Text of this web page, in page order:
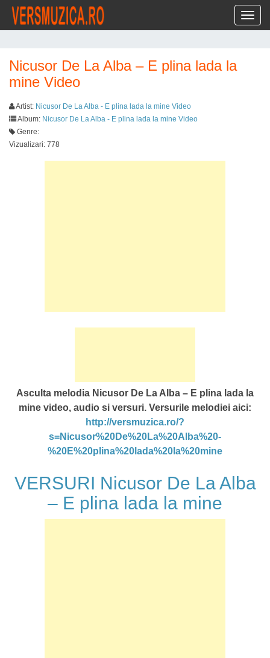
Nicusor De La Alba – E plina lada la
mine Video
Artist: Nicusor De La Alba - E plina lada la mine Video
Album: Nicusor De La Alba - E plina lada la mine Video
Genre:
Vizualizari: 778
Asculta melodia Nicusor De La Alba – E plina lada la
mine video, audio si versuri. Versurile melodiei aici:
http://versmuzica.ro/?
s=Nicusor%20De%20La%20Alba%20-
%20E%20plina%20lada%20la%20mine
VERSURI Nicusor De La Alba
– E plina lada la mine